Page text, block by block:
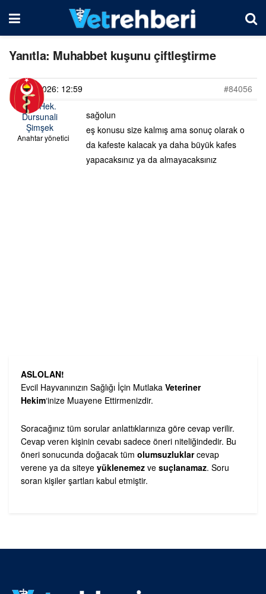
Yanıtla: Muhabbet kuşunu çiftleştirme
28/06/2026: 12:59
#84056
Vet. Hek.
Dursunali
Şimşek
Anahtar yönetici
sağolun
eş konusu size kalmış ama sonuç olarak o
da kafeste kalacak ya daha büyük kafes
yapacaksınız ya da almayacaksınız
ASLOLAN!
Evcil Hayvanınızın Sağlığı İçin Mutlaka Veteriner
Hekim‘inize Muayene Ettirmenizdir.
Soracağınız tüm sorular anlattıklarınıza göre cevap verilir.
Cevap veren kişinin cevabı sadece öneri niteliğindedir. Bu
öneri sonucunda doğacak tüm olumsuzluklarcevap
verene ya da siteye yüklenemez ve suçlanamaz. Soru
soran kişiler şartları kabul etmiştir.